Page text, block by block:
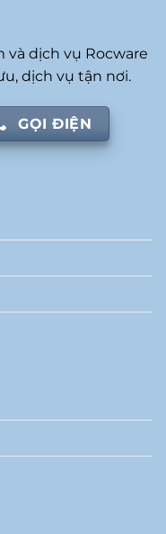
và dịch vụ Rocware
dịch vụ tận nơi.
GỌI ĐIỆN